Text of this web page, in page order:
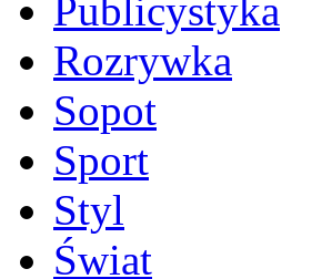
Publicystyka
Rozrywka
Sopot
Sport
Styl
Świat